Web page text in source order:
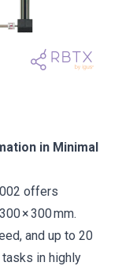
in Minimal
offers
× 300 mm.
and up to 20
in highly